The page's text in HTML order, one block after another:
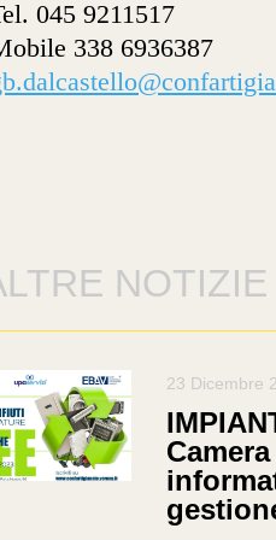
045 9211517
338 6936387
23 Dicembre